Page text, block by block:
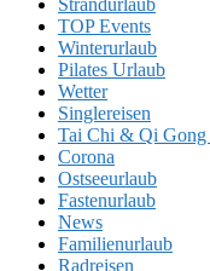
Strandurlaub
TOP Events
Winterurlaub
Pilates Urlaub
Wetter
Singlereisen
Tai Chi & Qi
Corona
Ostseeurlaub
Fastenurlaub
News
Familienurlaub
Radreisen